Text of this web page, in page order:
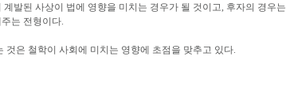
발된 사상이 법에 영향을 미치는 경우가 될 것이고, 후자의 경우는
는 전형이다.
은 철학이 사회에 미치는 영향에 초점을 맞추고 있다.